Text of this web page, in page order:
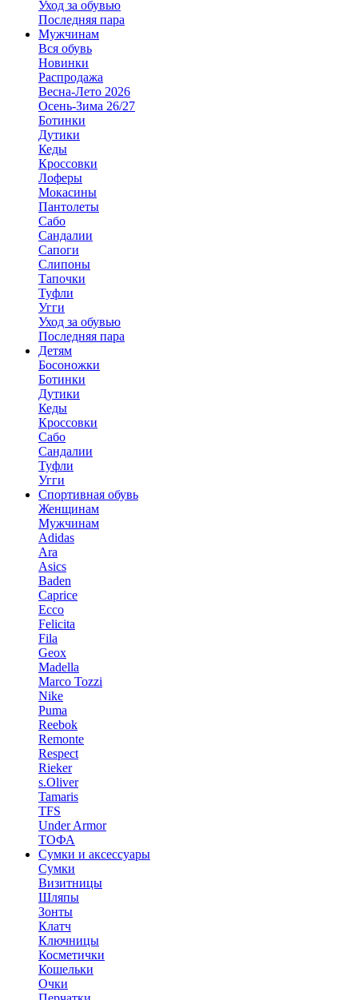
Уход за обувью
Последняя пара
Мужчинам
Вся обувь
Новинки
Распродажа
Весна-Лето 2026
Осень-Зима 26/27
Ботинки
Дутики
Кеды
Кроссовки
Лоферы
Мокасины
Пантолеты
Сабо
Сандалии
Сапоги
Слипоны
Тапочки
Туфли
Угги
Уход за обувью
Последняя пара
Детям
Босоножки
Ботинки
Дутики
Кеды
Кроссовки
Сабо
Сандалии
Туфли
Угги
Спортивная обувь
Женщинам
Мужчинам
Adidas
Ara
Asics
Baden
Caprice
Ecco
Felicita
Fila
Geox
Madella
Marco Tozzi
Nike
Puma
Reebok
Remonte
Respect
Rieker
s.Oliver
Tamaris
TFS
Under Armor
ТОФА
Сумки и аксессуары
Сумки
Визитницы
Шляпы
Зонты
Клатч
Ключницы
Косметички
Кошельки
Очки